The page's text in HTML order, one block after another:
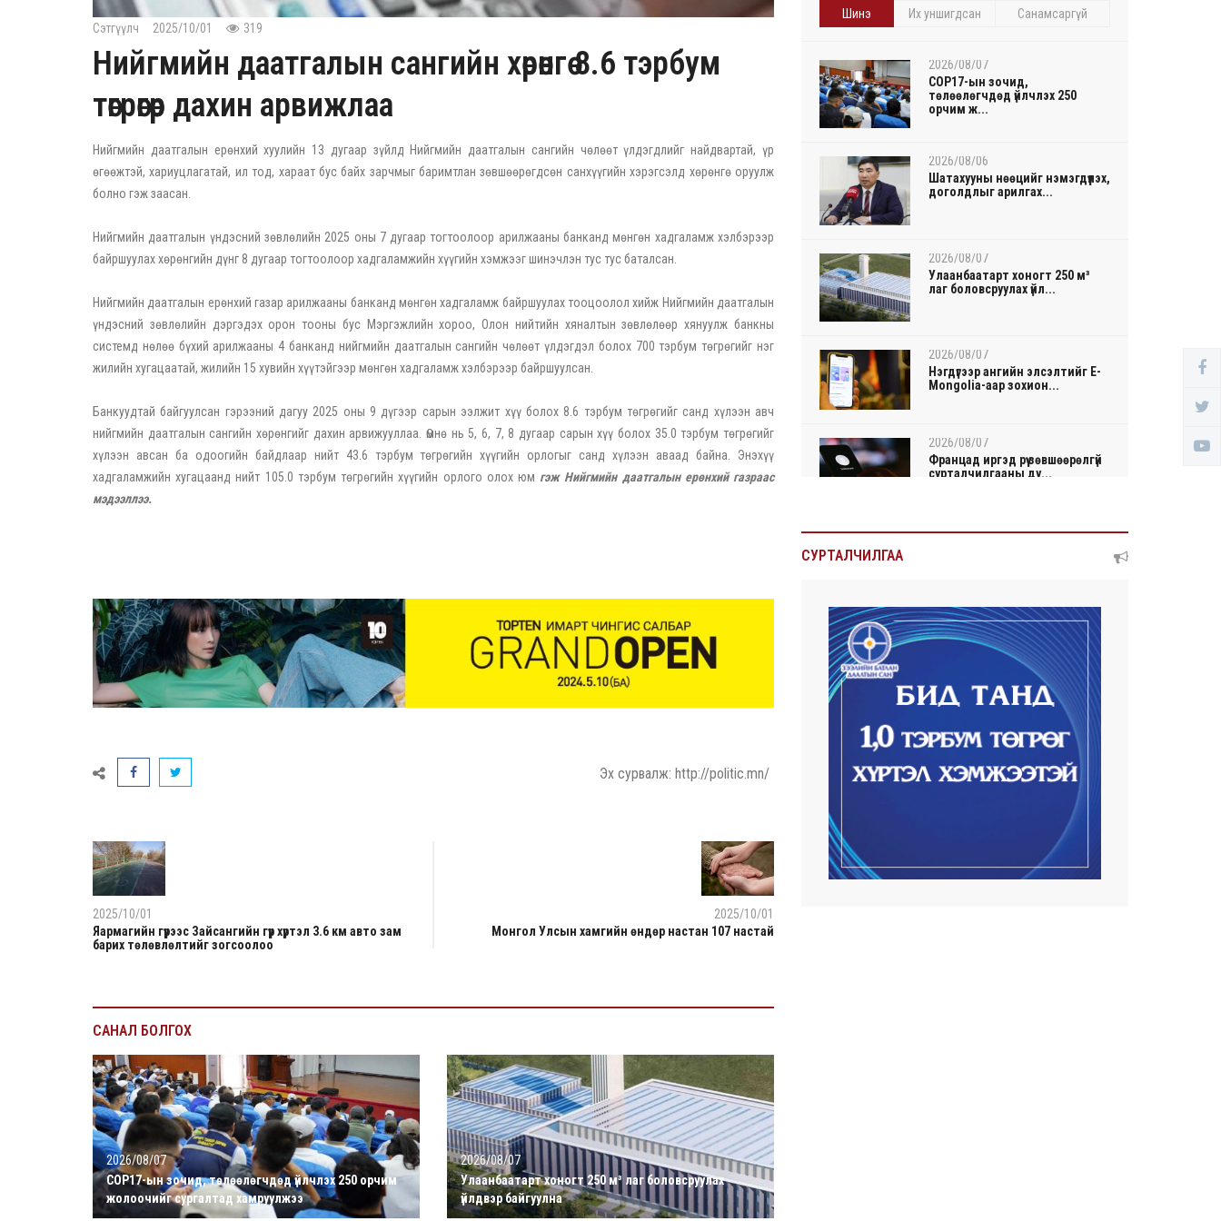
Сэтгүүлч 2025/10/01 319
Нийгмийн даатгалын сангийн хөрөнгө 8.6 тэрбум
төгрөгөөр дахин арвижлаа
Нийгмийн даатгалын ерөнхий хуулийн 13 дугаар зүйлд Нийгмийн даатгалын сангийн чөлөөт үлдэгдлийг найдвартай, үр
өгөөжтэй, хариуцлагатай, ил тод, хараат бус байх зарчмыг баримтлан зөвшөөрөгдсөн санхүүгийн хэрэгсэлд хөрөнгө оруулж
болно гэж заасан.
Нийгмийн даатгалын үндэсний зөвлөлийн 2025 оны 7 дугаар тогтоолоор арилжааны банканд мөнгөн хадгаламж хэлбэрээр
байршуулах хөрөнгийн дүнг 8 дугаар тогтоолоор хадгаламжийн хүүгийн хэмжээг шинэчлэн тус тус баталсан.
Нийгмийн даатгалын ерөнхий газар арилжааны банканд мөнгөн хадгаламж байршуулах тооцоолол хийж Нийгмийн даатгалын
үндэсний зөвлөлийн дэргэдэх орон тооны бус Мэргэжлийн хороо, Олон нийтийн хяналтын зөвлөлөөр хянуулж банкны
системд нөлөө бүхий арилжааны 4 банканд нийгмийн даатгалын сангийн чөлөөт үлдэгдэл болох 700 тэрбум төгрөгийг нэг
жилийн хугацаатай, жилийн 15 хувийн хүүтэйгээр мөнгөн хадгаламж хэлбэрээр байршуулсан.
Банкуудтай байгуулсан гэрээний дагуу 2025 оны 9 дүгээр сарын ээлжит хүү болох 8.6 тэрбум төгрөгийг санд хүлээн авч
нийгмийн даатгалын сангийн хөрөнгийг дахин арвижууллаа. Өмнө нь 5, 6, 7, 8 дугаар сарын хүү болох 35.0 тэрбум төгрөгийг
хүлээн авсан ба одоогийн байдлаар нийт 43.6 тэрбум төгрөгийн хүүгийн орлогыг санд хүлээн аваад байна. Энэхүү
хадгаламжийн хугацаанд нийт 105.0 тэрбум төгрөгийн хүүгийн орлого олох юм гэж Нийгмийн даатгалын ерөнхий газраас
мэдээллээ.
Эх сурвалж: http://politic.mn/
2025/10/01
Яармагийн гүүрээс Зайсангийн гүүр хүртэл 3.6 км авто зам
барих төлөвлөлтийг зогсоолоо
2025/10/01
Монгол Улсын хамгийн өндөр настан 107 настай
САНАЛ БОЛГОХ
2026/08/07
COP17-ын зочид, төлөөлөгчдөд үйлчлэх 250 орчим
жолоочийг сургалтад хамруулжээ
2026/08/07
Улаанбаатарт хоногт 250 м³ лаг боловсруулах
үйлдвэр байгуулна
Шинэ Их уншигдсан Санамсаргүй
2026/08/07
COP17-ын зочид,
төлөөлөгчдөд үйлчлэх 250
орчим ж...
2026/08/06
Шатахууны нөөцийг нэмэгдүүлэх,
доголдлыг арилгах...
2026/08/07
Улаанбаатарт хоногт 250 м³
лаг боловсруулах үйл...
2026/08/07
Нэгдүгээр ангийн элсэлтийг E-
Mongolia-аар зохион...
2026/08/07
Францад иргэд рүү зөвшөөрөлгүй
сурталчилгааны ду...
2026/08/07
2026/08/07
Автомашины улсын дугаар
сондгой тоогоор төгссөн ...
Улаанбаатарт өдөртөө 30 хэм
хучилттай авто замын
СУРТАЛЧИЛГАА